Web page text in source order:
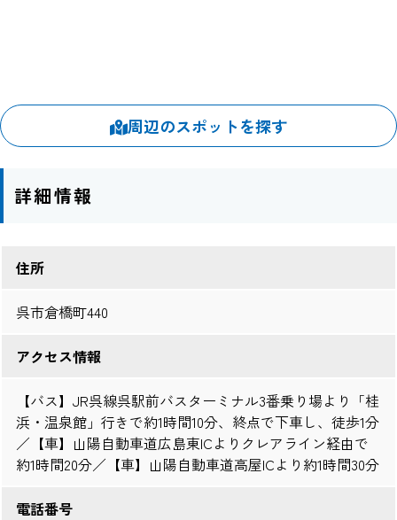
周辺のスポットを探す
詳細情報
住所
呉市倉橋町440
アクセス情報
【バス】JR呉線呉駅前バスターミナル3番乗り場より「桂
浜・温泉館」行きで約1時間10分、終点で下車し、徒歩1分
／【車】山陽自動車道広島東ICよりクレアライン経由で
約1時間20分／【車】山陽自動車道高屋ICより約1時間30分
電話番号